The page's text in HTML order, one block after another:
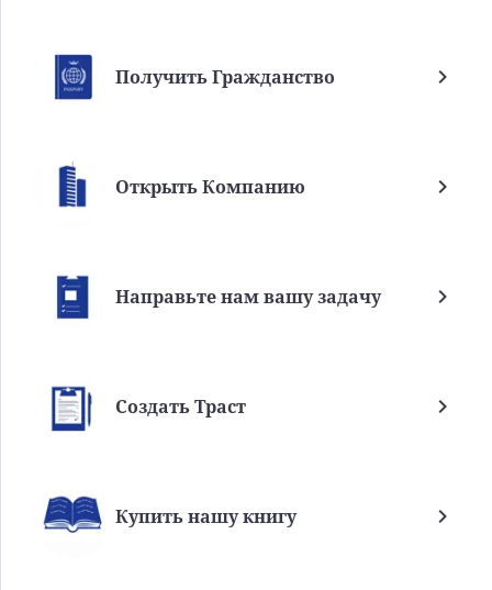
Получить Гражданство
Открыть Компанию
Направьте нам вашу задачу
Создать Траст
Купить нашу книгу